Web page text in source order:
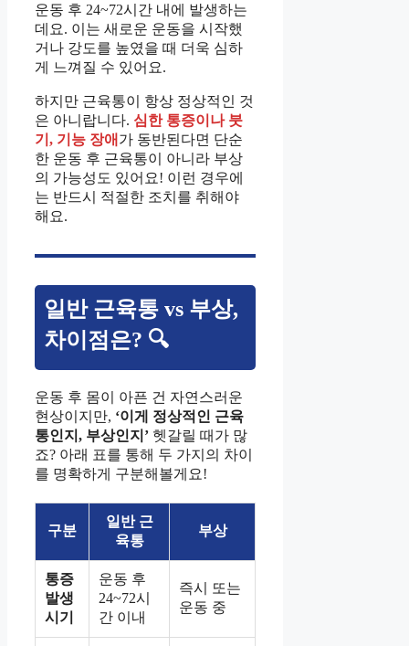
운동 후 24~72시간 내에 발생하는
데요. 이는 새로운 운동을 시작했
거나 강도를 높였을 때 더욱 심하
게 느껴질 수 있어요.
하지만 근육통이 항상 정상적인 것
은 아니랍니다. 심한 통증이나 붓
기, 기능 장애 가 동반된다면 단순
한 운동 후 근육통이 아니라 부상
의 가능성도 있어요! 이런 경우에
는 반드시 적절한 조치를 취해야
해요.
일반 근육통 vs 부상,
차이점은? 🔍
운동 후 몸이 아픈 건 자연스러운
현상이지만, ‘이게 정상적인 근육
통인지, 부상인지’ 헷갈릴 때가 많
죠? 아래 표를 통해 두 가지의 차이
를 명확하게 구분해볼게요!
구분
일반 근
육통
부상
통증
발생
시기
운동 후
24~72시
간 이내
즉시 또는
운동 중